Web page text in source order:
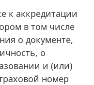
к аккредитации
в том числе
о документе,
о
и (или)
номер